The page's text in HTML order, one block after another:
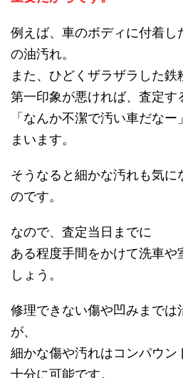
例えば、車のボディに付着し
の油汚れ。
また、ひどくザラザラした鉄
第一印象が悪ければ、査定す
「なんか不潔で汚い車だな
まいます。
そうなると細かな汚れも気に
のです。
なので、査定当日までに
ある程度手間をかけて洗車や
しょう。
修理できない傷や凹みまでは
が、
細かな傷や汚れはコンパウン
十分に可能です。